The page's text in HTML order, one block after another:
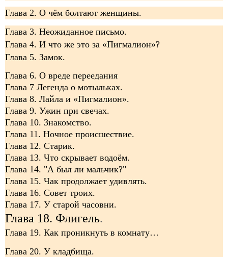
Глава 2. О чём болтают женщины.
Глава 3. Неожиданное письмо.
Глава 4. И что же это за «Пигмалион»?
Глава 5. Замок.
Глава 6. О вреде переедания
Глава 7 Легенда о мотыльках.
Глава 8. Лайла и «Пигмалион».
Глава 9. Ужин при свечах.
Глава 10. Знакомство.
Глава 11. Ночное происшествие.
Глава 12. Старик.
Глава 13. Что скрывает водоём.
Глава 14. "А был ли мальчик?"
Глава 15. Чак продолжает удивлять.
Глава 16. Совет троих.
Глава 17. У старой часовни.
Глава 18. Флигель.
Глава 19. Как проникнуть в комнату…
Глава 20. У кладбища.